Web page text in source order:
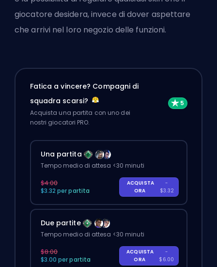
giocatore desidera, invece di dover aspettare
che arrivi nel loro negozio delle funzioni.
Fatica a vincere? Compagni di
squadra scarsi?
Acquista una partita con uno dei
nostri giocatori PRO.
Una partita
Tempo medio di attesa <30 minuti
$4.00
$3.32 per partita
ACQUISTA
ORA
-
$3.32
Due partite
Tempo medio di attesa <30 minuti
$8.00
$3.00 per partita
ACQUISTA
ORA
-
$6.00